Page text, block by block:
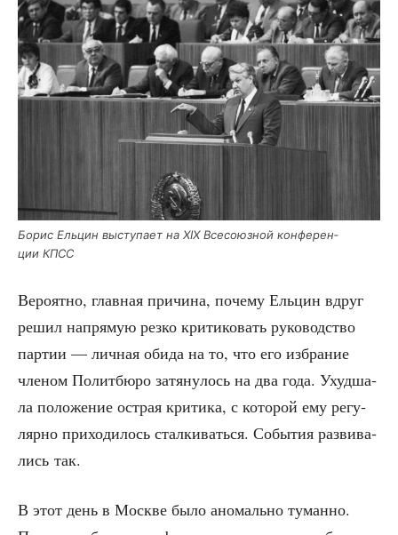
Борис Ель­цин высту­па­ет на ХIХ Все­со­юз­ной кон­фе­рен­
ции КПСС
Веро­ят­но, глав­ная при­чи­на, поче­му Ель­цин вдруг
решил напря­мую рез­ко кри­ти­ко­вать руко­вод­ство
пар­тии — лич­ная оби­да на то, что его избра­ние
чле­ном Полит­бю­ро затя­ну­лось на два года. Ухуд­ша­
ла поло­же­ние ост­рая кри­ти­ка, с кото­рой ему регу­
ляр­но при­хо­ди­лось стал­ки­вать­ся. Собы­тия раз­ви­ва­
лись так.
В этот день в Москве было ано­маль­но туман­но.